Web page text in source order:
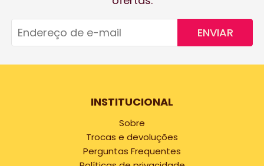
ENVIAR
INSTITUCIONAL
Sobre
Trocas e devoluções
Perguntas Frequentes